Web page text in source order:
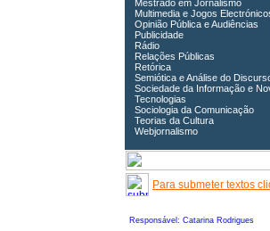
Mestrado em Jornalismo
Multimedia e Jogos
Opinião Pública e Audiências
Publicidade
Rádio
Relações Públicas
Retórica
Semiótica e Análise do
Sociedade da Informação e
Tecnologias
Sociologia da Comunicação
Teorias da Cultura
Webjornalismo
Para submeter textos